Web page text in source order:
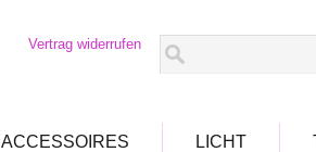
Vertrag widerrufen
ACCESSOIRES LICHT